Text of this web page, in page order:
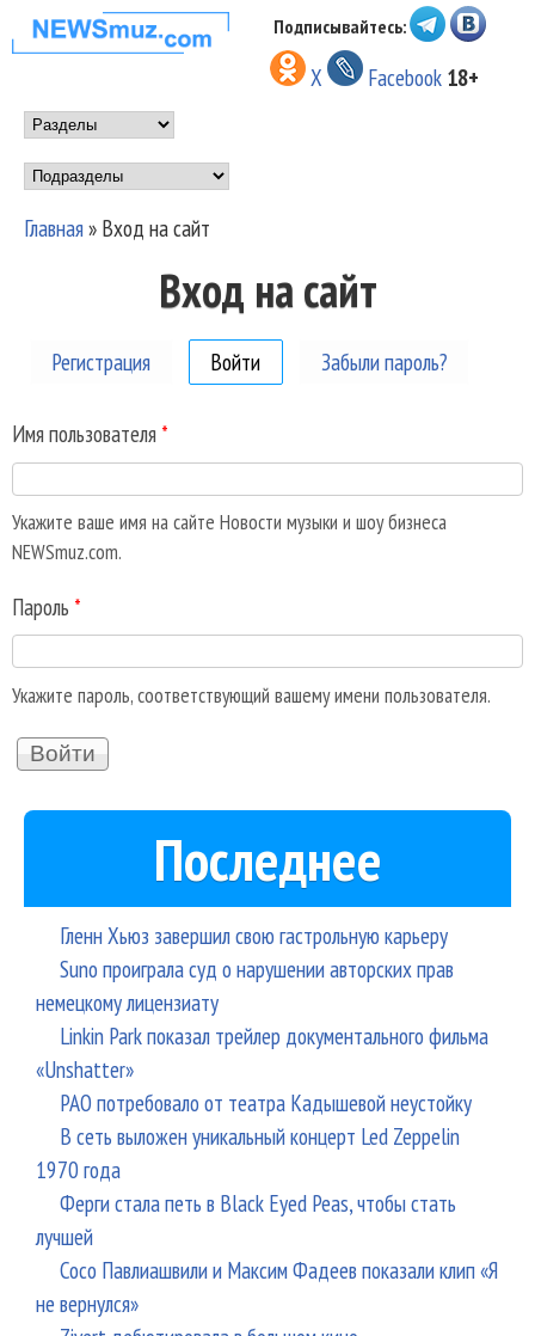
Перейти к основному
содержанию
НОВОСТИ
МУЗЫКИ И
ШОУ БИЗНЕСА
NEWSMUZ.COM
Подписывайтесь:
X Facebook 18+
Main menu
Подразделы
Вы здесь
Главная» Вход на сайт
Вход на сайт
Регистрация Войти (активная вкладка)
Забыли пароль?
Имя пользователя *
Укажите ваше имя на сайте Новости музыки и шоу бизнеса
NEWSmuz.com.
Пароль *
Укажите пароль, соответствующий вашему имени пользователя.
Последнее
Гленн Хьюз завершил свою гастрольную карьеру
Suno проиграла суд о нарушении авторских прав
немецкому лицензиату
Linkin Park показал трейлер документального фильма
«Unshatter»
РАО потребовало от театра Кадышевой неустойку
В сеть выложен уникальный концерт Led Zeppelin
1970 года
Ферги стала петь в Black Eyed Peas, чтобы стать
лучшей
Сосо Павлиашвили и Максим Фадеев показали клип «Я
не вернулся»